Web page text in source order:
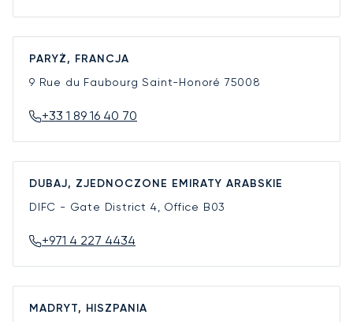
PARYŻ, FRANCJA
9 Rue du Faubourg Saint-Honoré 75008
+33 1 89 16 40 70
DUBAJ, ZJEDNOCZONE EMIRATY ARABSKIE
DIFC - Gate District 4, Office B03
+971 4 227 4434
MADRYT, HISZPANIA